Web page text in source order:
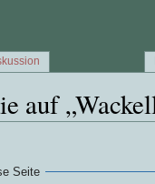
auf
Seite